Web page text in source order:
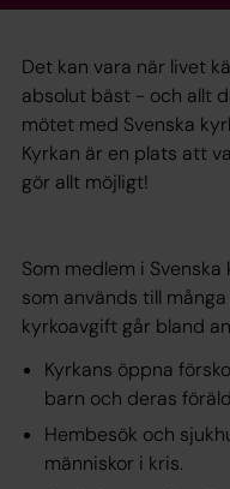
Det kan vara när livet
absolut bäst - och allt
mötet med Svenska
Kyrkan är en plats att
gör allt möjligt!
Som medlem i
som används till
kyrkoavgift går bland
Kyrkans öppna
barn och deras
Hembesök och
människor i kris.